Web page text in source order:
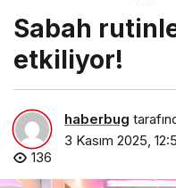
Sabah
etkiliyor!
haberbug
3 Kasım 2025,
136